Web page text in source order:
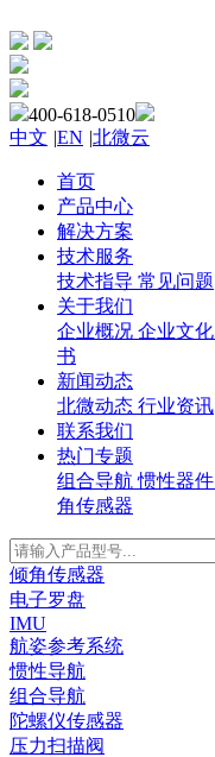
400-618-0510
中文 |EN |北微云
首页
产品中心
解决方案
技术服务
技术指导 常见问题
关于我们
企业概况 企业文化
书
新闻动态
北微动态 行业资讯
联系我们
热门专题
组合导航 惯性器件
角传感器
倾角传感器
电子罗盘
IMU
航姿参考系统
惯性导航
组合导航
陀螺仪传感器
压力扫描阀